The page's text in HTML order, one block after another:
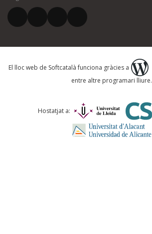
El vostre correu electrònic *
Què proposeu?
Comentari *
El lloc web de Softcatalà funciona gràcies a
entre altre programari lliure.
Hostatjat a: